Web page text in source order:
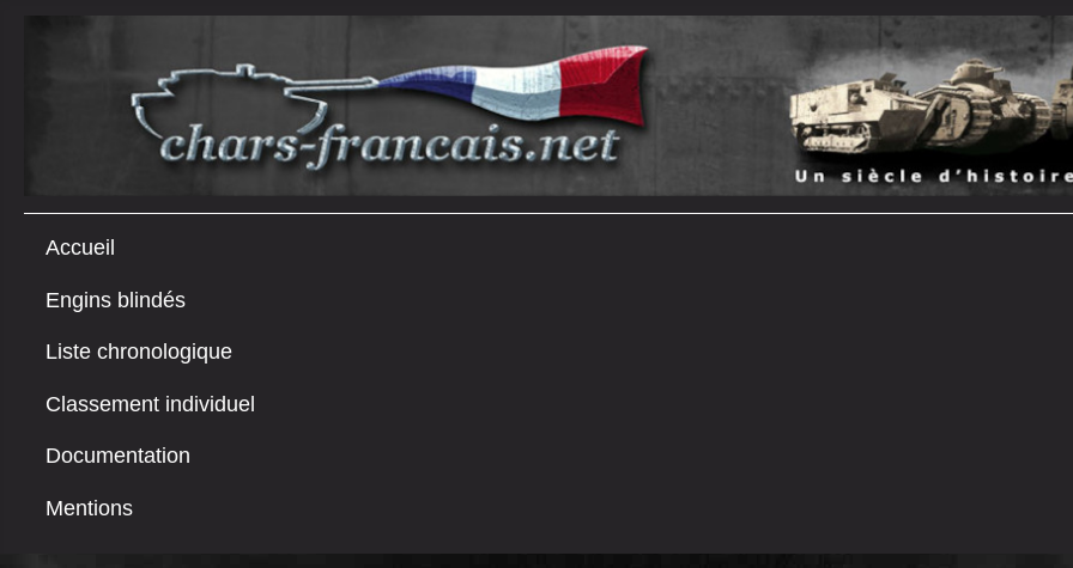
Accueil
Engins blindés
Liste chronologique
Classement individuel
Documentation
Mentions